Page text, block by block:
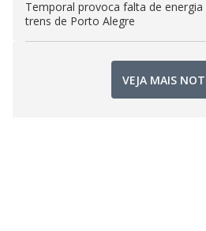
Temporal provoca falta de
trens de Porto Alegre
VEJA MAIS